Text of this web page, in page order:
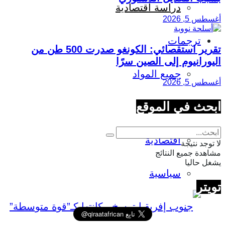
دراسة اقتصادية
ترجمات
جميع المواد
اجتماعية
اقتصادية
سياسية
أغسطس 5, 2026
تقرير استقصائي: الكونغو صدرت 500 طن من
اليورانيوم إلى الصين سرًا
أغسطس 5, 2026
ابحث في الموقع
لا توجد نتيجة
مشاهدة جميع النتائج
يشغل حاليا
تويتر